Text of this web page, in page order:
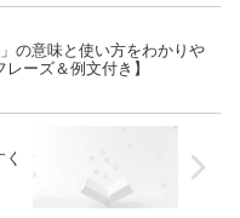
」の意味と使い方をわかりや
ーズ＆例文付き】